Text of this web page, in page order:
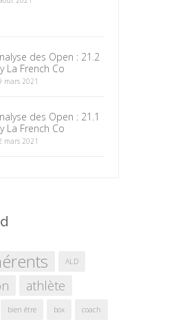
des Open : 21.2
La French Co
mars 2021
des Open : 21.1
La French Co
mars 2021
ALD
athlète
bien être box coach